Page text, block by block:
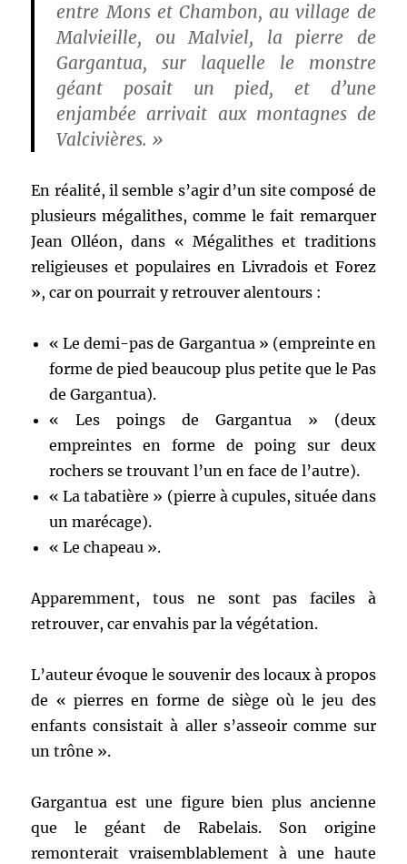
entre Mons et Chambon, au village de
Malvieille, ou Malviel, la pierre de
Gargantua, sur laquelle le monstre
géant posait un pied, et d’une
enjambée arrivait aux montagnes de
Valcivières. »
En réalité, il semble s’agir d’un site composé de
plusieurs mégalithes, comme le fait remarquer
Jean Olléon, dans « Mégalithes et traditions
religieuses et populaires en Livradois et Forez
», car on pourrait y retrouver alentours :
« Le demi-pas de Gargantua » (empreinte en
forme de pied beaucoup plus petite que le Pas
de Gargantua).
« Les poings de Gargantua » (deux
empreintes en forme de poing sur deux
rochers se trouvant l’un en face de l’autre).
« La tabatière » (pierre à cupules, située dans
un marécage).
« Le chapeau ».
Apparemment, tous ne sont pas faciles à
retrouver, car envahis par la végétation.
L’auteur évoque le souvenir des locaux à propos
de « pierres en forme de siège où le jeu des
enfants consistait à aller s’asseoir comme sur
un trône ».
Gargantua est une figure bien plus ancienne
que le géant de Rabelais. Son origine
remonterait vraisemblablement à une haute